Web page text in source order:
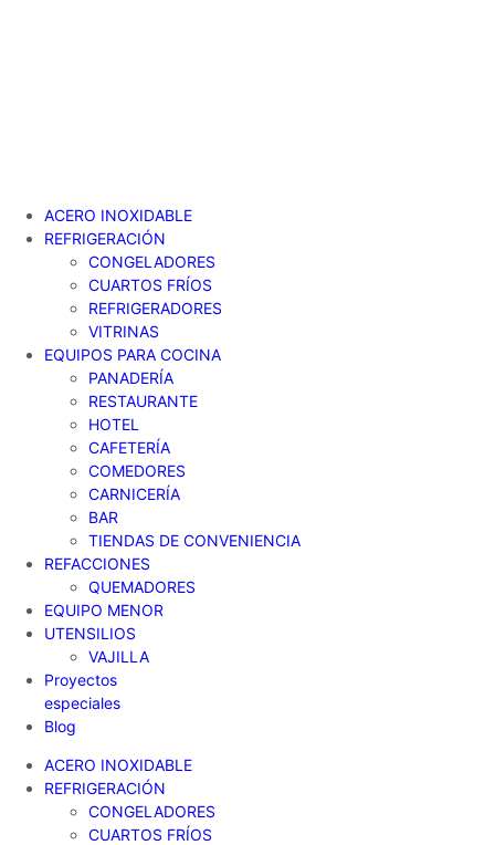
ACERO INOXIDABLE
REFRIGERACIÓN
CONGELADORES
CUARTOS FRÍOS
REFRIGERADORES
VITRINAS
EQUIPOS PARA COCINA
PANADERÍA
RESTAURANTE
HOTEL
CAFETERÍA
COMEDORES
CARNICERÍA
BAR
TIENDAS DE CONVENIENCIA
REFACCIONES
QUEMADORES
EQUIPO MENOR
UTENSILIOS
VAJILLA
Proyectos
especiales
Blog
ACERO INOXIDABLE
REFRIGERACIÓN
CONGELADORES
CUARTOS FRÍOS